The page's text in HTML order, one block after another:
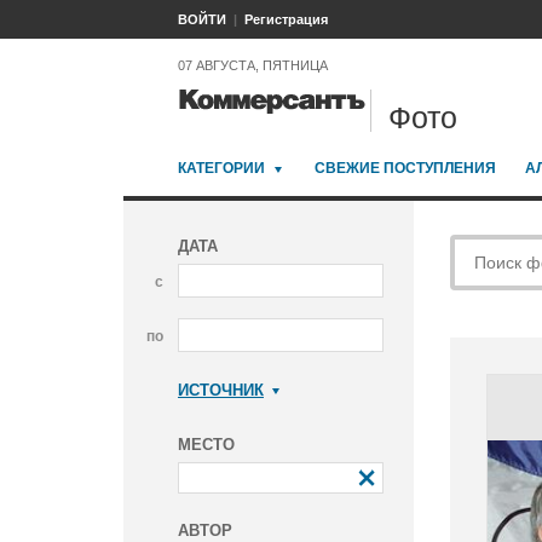
ВОЙТИ Регистрация
07 АВГУСТА, ПЯТНИЦА
Фото
КАТЕГОРИИ СВЕЖИЕ ПОСТУПЛЕНИЯ
ДАТА
с
по
ИСТОЧНИК
МЕСТО
АВТОР